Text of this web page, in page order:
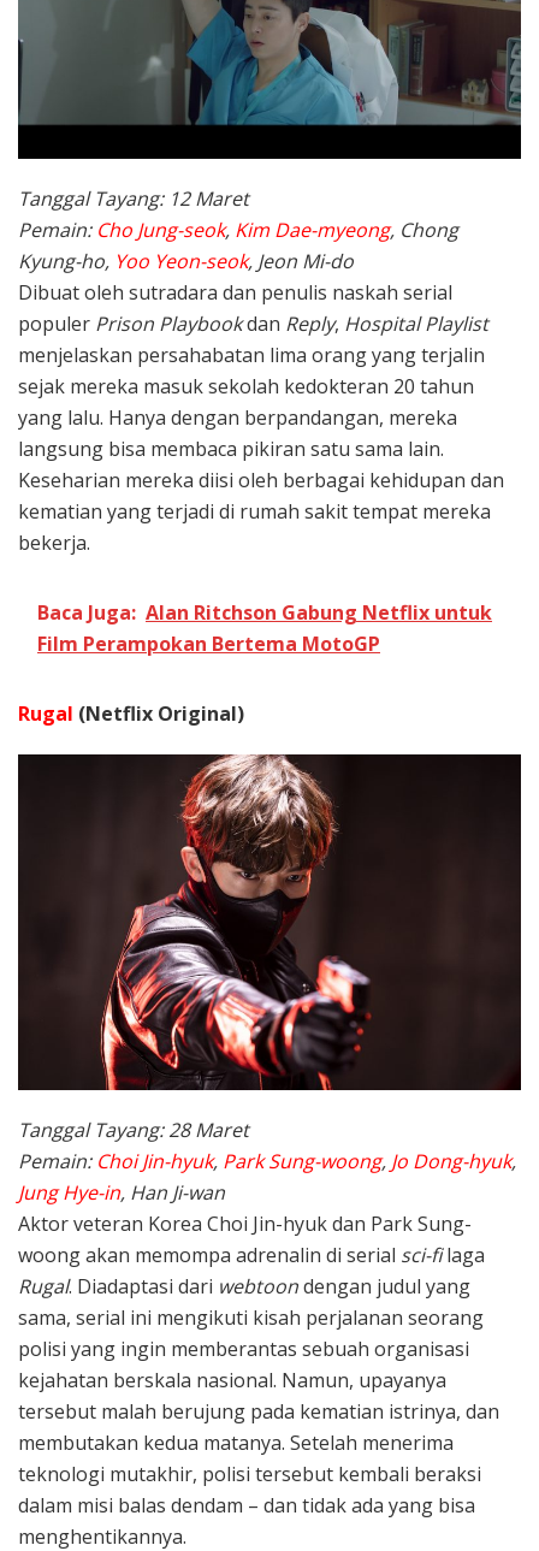
Tanggal Tayang: 12 Maret
Pemain: Cho Jung-seok, Kim Dae-myeong, Chong
Kyung-ho, Yoo Yeon-seok, Jeon Mi-do
Dibuat oleh sutradara dan penulis naskah serial
populer Prison Playbookdan Reply, Hospital Playlist
menjelaskan persahabatan lima orang yang terjalin
sejak mereka masuk sekolah kedokteran 20 tahun
yang lalu. Hanya dengan berpandangan, mereka
langsung bisa membaca pikiran satu sama lain.
Keseharian mereka diisi oleh berbagai kehidupan dan
kematian yang terjadi di rumah sakit tempat mereka
bekerja.
Baca Juga: Alan Ritchson Gabung Netflix untuk
Film Perampokan Bertema MotoGP
Rugal (Netflix Original)
Tanggal Tayang: 28 Maret
Pemain: Choi Jin-hyuk, Park Sung-woong, Jo Dong-hyuk,
Jung Hye-in, Han Ji-wan
Aktor veteran Korea Choi Jin-hyuk dan Park Sung-
woong akan memompa adrenalin di serial sci-filaga
Rugal. Diadaptasi dari webtoondengan judul yang
sama, serial ini mengikuti kisah perjalanan seorang
polisi yang ingin memberantas sebuah organisasi
kejahatan berskala nasional. Namun, upayanya
tersebut malah berujung pada kematian istrinya, dan
membutakan kedua matanya. Setelah menerima
teknologi mutakhir, polisi tersebut kembali beraksi
dalam misi balas dendam – dan tidak ada yang bisa
menghentikannya.